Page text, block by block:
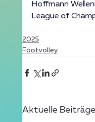
Hoffmann
League of
2025
Footvolley
Aktuelle Beiträge